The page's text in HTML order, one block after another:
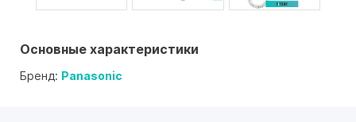
Основные характеристики
Бренд: Panasonic